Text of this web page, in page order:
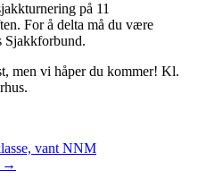
på 11
For å delta må du være
Sjakkforbund.
men vi håper du kommer! Kl.
vant NNM
→